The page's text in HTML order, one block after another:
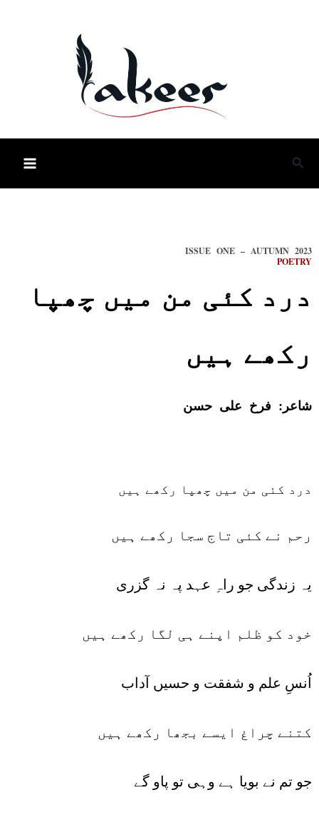
ISSUE ONE – AUTUMN 2023
POETRY
درد کئی من میں چھپا
رکھے ہیں
شاعر: فرخ علی حسن
درد کئی من میں چھپا رکھے ہیں
رحم نے کئی تاج سجا رکھے ہیں
یہ زندگی جو راہِ عہد پہ نہ گزری
خود کو ظلم اپنے ہی لگا رکھے ہیں
اُنسِ علم و شفقت و حسیں آداب
کتنے چراغ ایسے بجھا رکھے ہیں
جو تم نے بویا ہے وہی تو پاو گے